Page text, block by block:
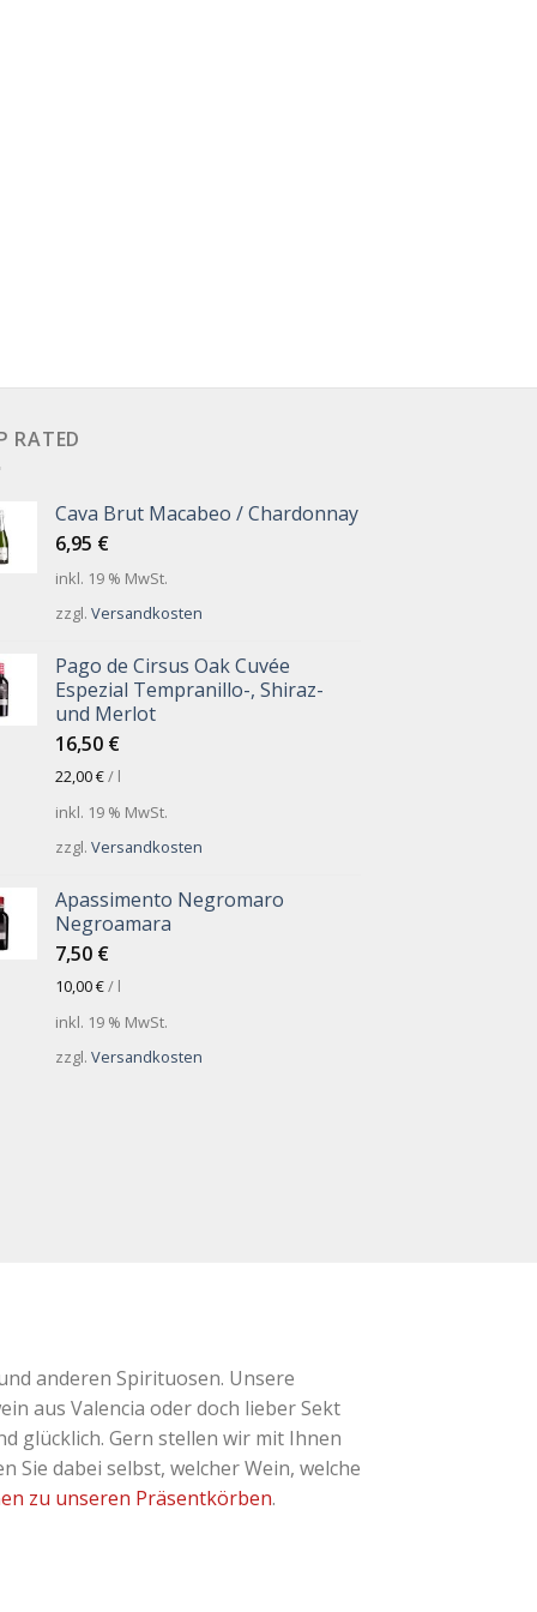
RATED
Cava Brut Macabeo / Chardonnay
6,95 €
inkl. 19 % MwSt.
zzgl. Versandkosten
Pago de Cirsus Oak Cuvée
Espezial Tempranillo-, Shiraz-
und Merlot
16,50 €
22,00€/ l
inkl. 19 % MwSt.
zzgl. Versandkosten
Apassimento Negromaro
Negroamara
7,50 €
10,00€/ l
inkl. 19 % MwSt.
zzgl. Versandkosten
anderen Spirituosen. Unsere
aus Valencia oder doch lieber Sekt
glücklich. Gern stellen wir mit Ihnen
Sie dabei selbst, welcher Wein, welche
zu unseren Präsentkörben.